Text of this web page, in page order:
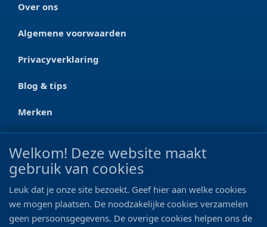
Over ons
Algemene voorwaarden
Privacyverklaring
Blog & tips
Merken
CONTACT
Ootmarsumseweg 125a
0546 - 622 990
Welkom! Deze website maakt
gebruik van cookies
Leuk dat je onze site bezoekt. Geef hier aan welke cookies
we mogen plaatsen. De noodzakelijke cookies verzamelen
geen persoonsgegevens. De overige cookies helpen ons de